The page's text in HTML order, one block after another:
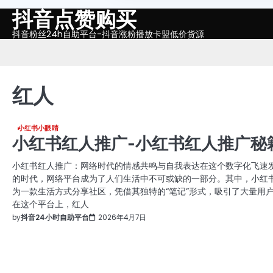
Skip抖音点赞购买
抖音粉丝24h自助平台-抖音涨粉播放卡盟低价货源
红人
小红书小眼睛
小红书红人推广-小红书红人推广秘
小红书红人推广：网络时代的情感共鸣与自我表达在这个数字化飞速
的时代，网络平台成为了人们生活中不可或缺的一部分。其中，小红
为一款生活方式分享社区，凭借其独特的“笔记”形式，吸引了大量用户
在这个平台上，红人
by抖音24小时自助平台 2026年4月7日